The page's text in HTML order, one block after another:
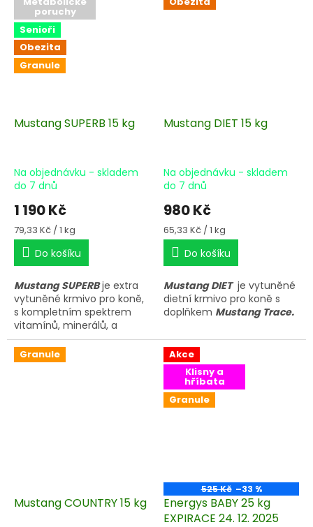
poruchy
Senioři
Obezita
Granule
Mustang SUPERB 15 kg
Na objednávku - skladem
do 7 dnů
1 190 Kč
Měrná
cena:
79,33 Kč / 1 kg
Do košíku
Mustang SUPERB je extra
vytuněné krmivo pro koně,
s kompletním spektrem
vitamínů, minerálů, a
stopových prvků v
chelátech a esenciálních
aminokyseliny.
Mustang DIET 15 kg
Na objednávku - skladem
do 7 dnů
980 Kč
Měrná
cena:
65,33 Kč / 1 kg
Do košíku
Mustang DIET je vytuněné
dietní krmivo pro koně s
doplňkem Mustang Trace.
Granule
Mustang COUNTRY 15 kg
Akce
Klisny a
hříbata
Granule
525 Kč –33 %
Energys BABY 25 kg
EXPIRACE 24. 12. 2025